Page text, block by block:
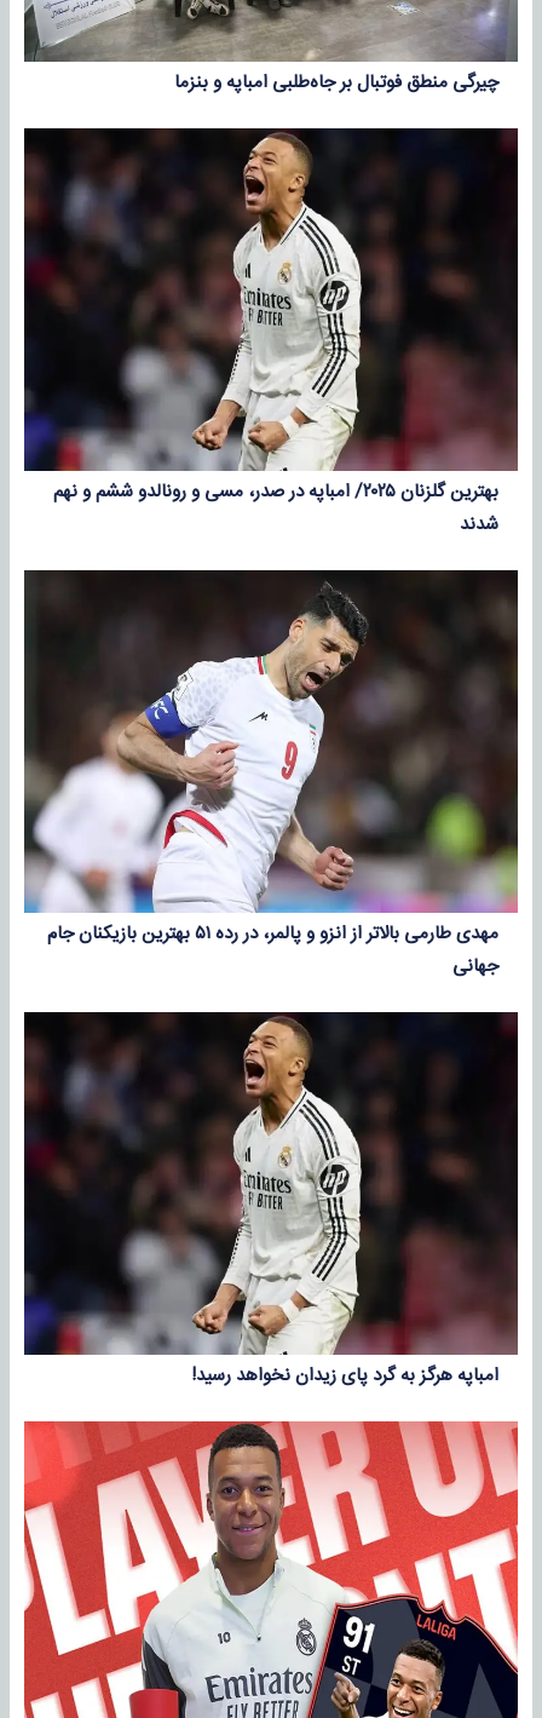
چیرگی منطق فوتبال بر جاه‌طلبی امباپه و بنزما
بهترین گلزنان ۲۰۲۵/ امباپه در صدر، مسی و رونالدو ششم و نهم
شدند
مهدی طارمی بالاتر از انزو و پالمر، در رده ۵۱ بهترین بازیکنان جام
جهانی
امباپه هرگز به گرد پای زیدان نخواهد رسید!